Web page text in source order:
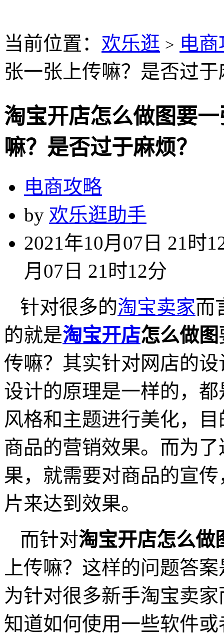
当前位置： 欢乐逛 > 电
张一张上传嘛？是否过
淘宝开店怎么做图要
嘛？是否过于麻烦？
电商攻略
by 欢乐逛助手
2021年10月07日 21时
月07日 21时12分
针对很多的淘宝卖家而
的就是淘宝开店怎么做图
传嘛？其实针对网店的
设计的原理是一样的，
风格和主题进行美化，
商品的营销效果。而为
果，就需要对商品的宣
片来达到效果。
而针对淘宝开店怎么做
上传嘛？这样的问题答
为针对很多新手淘宝卖
知道如何使用一些软件